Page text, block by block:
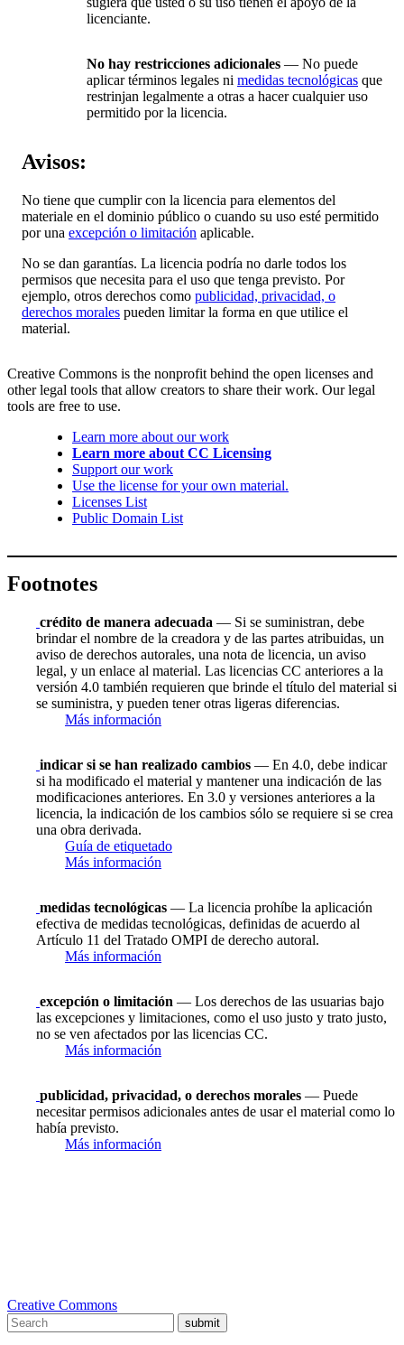
licenciante.
No hay restricciones adicionales — No puede
aplicar términos legales ni medidas tecnológicas que
restrinjan legalmente a otras a hacer cualquier uso
permitido por la licencia.
Avisos:
No tiene que cumplir con la licencia para elementos del
materiale en el dominio público o cuando su uso esté permitido
por una excepción o limitación aplicable.
No se dan garantías. La licencia podría no darle todos los
permisos que necesita para el uso que tenga previsto. Por
ejemplo, otros derechos como publicidad, privacidad, o
derechos morales pueden limitar la forma en que utilice el
material.
Creative Commons is the nonprofit behind the open licenses and
other legal tools that allow creators to share their work. Our legal
tools are free to use.
Learn more about our work
Learn more about CC Licensing
Support our work
Use the license for your own material.
Licenses List
Public Domain List
Footnotes
crédito de manera adecuada — Si se suministran, debe
brindar el nombre de la creadora y de las partes atribuidas, un
aviso de derechos autorales, una nota de licencia, un aviso
legal, y un enlace al material. Las licencias CC anteriores a la
versión 4.0 también requieren que brinde el título del material si
se suministra, y pueden tener otras ligeras diferencias.
Más información
indicar si se han realizado cambios — En 4.0, debe indicar
si ha modificado el material y mantener una indicación de las
modificaciones anteriores. En 3.0 y versiones anteriores a la
licencia, la indicación de los cambios sólo se requiere si se crea
una obra derivada.
Guía de etiquetado
Más información
medidas tecnológicas — La licencia prohíbe la aplicación
efectiva de medidas tecnológicas, definidas de acuerdo al
Artículo 11 del Tratado OMPI de derecho autoral.
Más información
excepción o limitación — Los derechos de las usuarias bajo
las excepciones y limitaciones, como el uso justo y trato justo,
no se ven afectados por las licencias CC.
Más información
publicidad, privacidad, o derechos morales — Puede
necesitar permisos adicionales antes de usar el material como lo
había previsto.
Más información
Creative Commons
submit